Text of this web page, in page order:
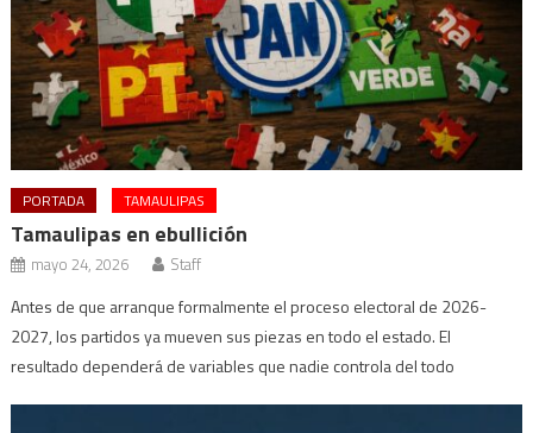
PORTADA TAMAULIPAS
Tamaulipas en ebullición
mayo 24, 2026 Staff
Antes de que arranque formalmente el proceso electoral de 2026-
2027, los partidos ya mueven sus piezas en todo el estado. El
resultado dependerá de variables que nadie controla del todo